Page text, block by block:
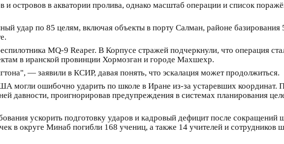
островов в акватории пролива, однако масштаб операции и список
удар по 85 целям, включая объекты в порту Салман, районе
MQ-9 Reaper. В Корпусе стражей подчеркнули, что операция
в иранской провинции Хормозган и городе Махшехр.
— заявили в КСИР, давая понять, что эскалация может продолжиться.
могли ошибочно ударить по школе в Иране из-за устаревших координат.
давности, проигнорировав предупреждения в системах планирования
ускорить подготовку ударов и кадровый дефицит после
в округе Минаб погибли 168 учениц, а также 14 учителей и сотрудников